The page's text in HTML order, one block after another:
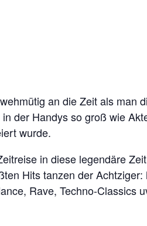
an die Zeit als man
der Handys so groß wie
wurde.
in diese legendäre
Hits tanzen der
Rave, Techno-Classics